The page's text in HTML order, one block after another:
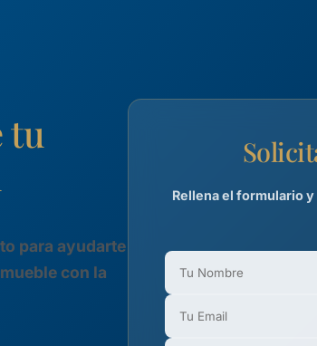
tu
para ayudarte
con la
Rellena el formulario